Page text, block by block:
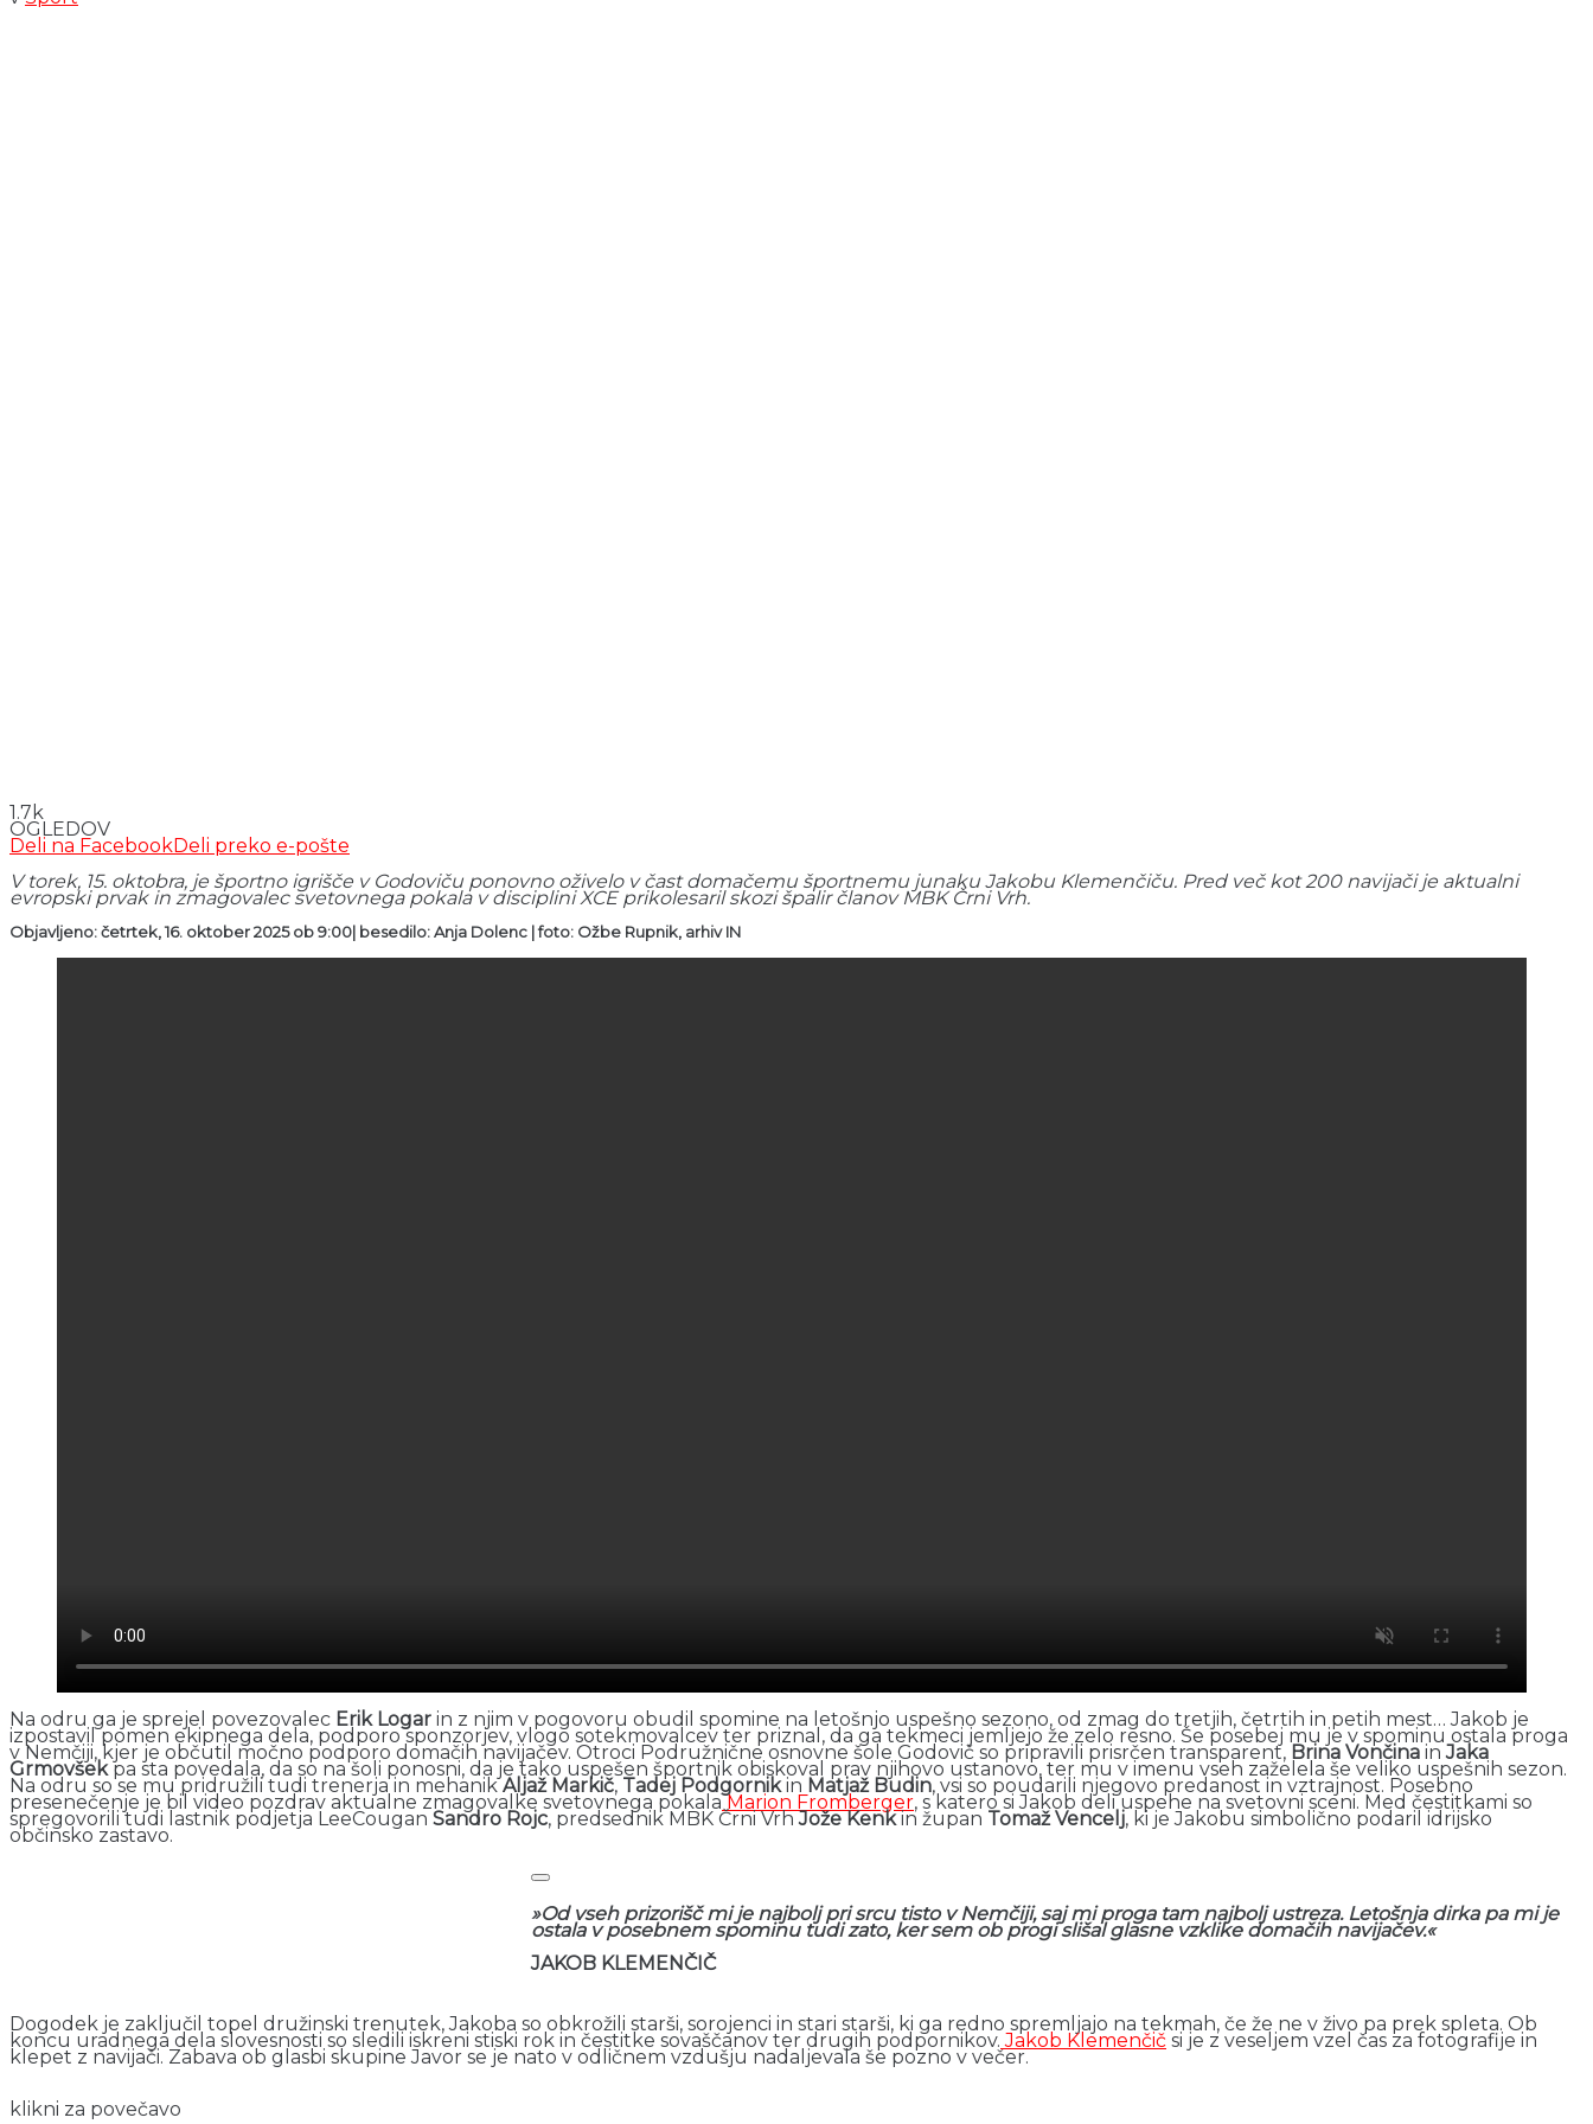
1.7k
OGLEDOV
Deli na FacebookDeli preko e-pošte
V torek, 15. oktobra, je športno igrišče v Godoviču ponovno oživelo v čast domačemu športnemu junaku Jakobu Klemenčiču. Pred več kot 200 navijači je aktualni
evropski prvak in zmagovalec svetovnega pokala v disciplini XCE prikolesaril skozi špalir članov MBK Črni Vrh.
Objavljeno: četrtek, 16. oktober 2025 ob 9:00| besedilo: Anja Dolenc | foto: Ožbe Rupnik, arhiv IN
Na odru ga je sprejel povezovalec Erik Logar in z njim v pogovoru obudil spomine na letošnjo uspešno sezono, od zmag do tretjih, četrtih in petih mest… Jakob je
izpostavil pomen ekipnega dela, podporo sponzorjev, vlogo sotekmovalcev ter priznal, da ga tekmeci jemljejo že zelo resno. Še posebej mu je v spominu ostala proga
v Nemčiji, kjer je občutil močno podporo domačih navijačev. Otroci Podružnične osnovne šole Godovič so pripravili prisrčen transparent, Brina Vončina inJaka
Grmovšekpa sta povedala, da so na šoli ponosni, da je tako uspešen športnik obiskoval prav njihovo ustanovo, ter mu v imenu vseh zaželela še veliko uspešnih sezon.
Na odru so se mu pridružili tudi trenerja in mehanikAljaž Markič, Tadej Podgornikin Matjaž Budin, vsi so poudarili njegovo predanost in vztrajnost. Posebno
presenečenje je bil video pozdrav aktualne zmagovalke svetovnega pokalaMarion Fromberger, s katero si Jakob deli uspehe na svetovni sceni. Med čestitkami so
spregovorili tudi lastnik podjetja LeeCougan Sandro Rojc, predsednik MBK Črni VrhJože Kenkin župan Tomaž Vencelj, ki je Jakobu simbolično podaril idrijsko
občinsko zastavo.
»Od vseh prizorišč mi je najbolj pri srcu tisto v Nemčiji, saj mi proga tam najbolj ustreza. Letošnja dirka pa mi je
ostala v posebnem spominu tudi zato, ker sem ob progi slišal glasne vzklike domačih navijačev.«
JAKOB KLEMENČIČ
Dogodek je zaključil topel družinski trenutek, Jakoba so obkrožili starši, sorojenci in stari starši, ki ga redno spremljajo na tekmah, če že ne v živo pa prek spleta. Ob
koncu uradnega dela slovesnosti so sledili iskreni stiski rok in čestitke sovaščanov ter drugih podpornikov. Jakob Klemenčič si je z veseljem vzel čas za fotografije in
klepet z navijači. Zabava ob glasbi skupine Javor se je nato v odličnem vzdušju nadaljevala še pozno v večer.
klikni za povečavo